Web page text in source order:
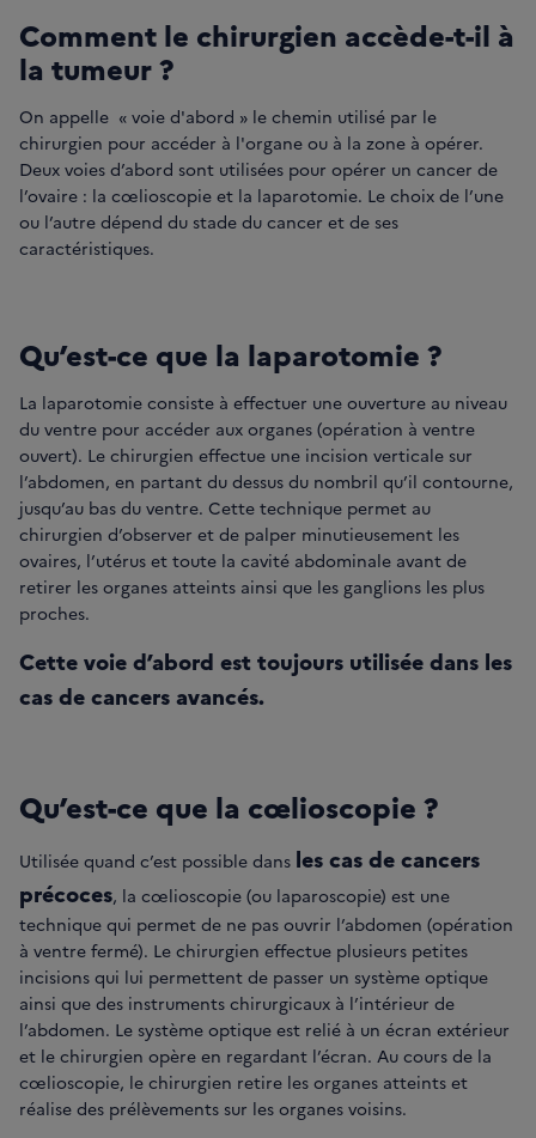
Comment le chirurgien accède-t-il à
la tumeur ?
On appelle « voie d'abord » le chemin utilisé par le
chirurgien pour accéder à l'organe ou à la zone à opérer.
Deux voies d’abord sont utilisées pour opérer un cancer de
l’ovaire : la cœlioscopie et la laparotomie. Le choix de l’une
ou l’autre dépend du stade du cancer et de ses
caractéristiques.
Qu’est-ce que la laparotomie ?
La laparotomie consiste à effectuer une ouverture au niveau
du ventre pour accéder aux organes (opération à ventre
ouvert). Le chirurgien effectue une incision verticale sur
l’abdomen, en partant du dessus du nombril qu’il contourne,
jusqu’au bas du ventre. Cette technique permet au
chirurgien d’observer et de palper minutieusement les
ovaires, l’utérus et toute la cavité abdominale avant de
retirer les organes atteints ainsi que les ganglions les plus
proches.
Cette voie d’abord est toujours utilisée dans les
cas de cancers avancés.
Qu’est-ce que la cœlioscopie ?
Utilisée quand c’est possible dans les cas de cancers
précoces, la cœlioscopie (ou laparoscopie) est une
technique qui permet de ne pas ouvrir l’abdomen (opération
à ventre fermé). Le chirurgien effectue plusieurs petites
incisions qui lui permettent de passer un système optique
ainsi que des instruments chirurgicaux à l’intérieur de
l’abdomen. Le système optique est relié à un écran extérieur
et le chirurgien opère en regardant l’écran. Au cours de la
cœlioscopie, le chirurgien retire les organes atteints et
réalise des prélèvements sur les organes voisins.